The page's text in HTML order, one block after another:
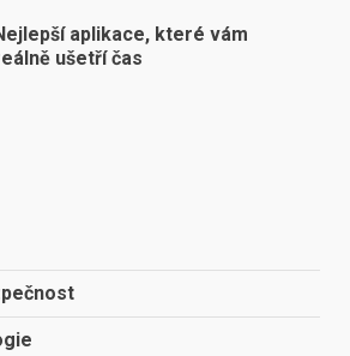
aplikace, které vám
ušetří čas